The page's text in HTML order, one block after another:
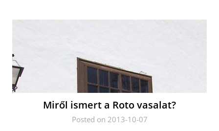
Miről ismert a Roto vasalat?
Posted on 2013-10-07